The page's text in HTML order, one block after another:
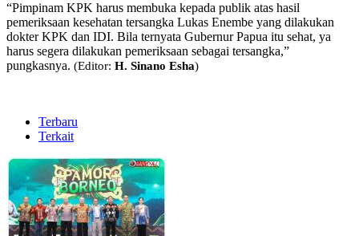
“Pimpinam KPK harus membuka kepada publik atas hasil
pemeriksaan kesehatan tersangka Lukas Enembe yang dilakukan
dokter KPK dan IDI. Bila ternyata Gubernur Papua itu sehat, ya
harus segera dilakukan pemeriksaan sebagai tersangka,”
pungkasnya. (Editor: H. Sinano Esha)
Terbaru
Terkait